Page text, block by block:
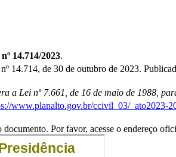
14.714/2023.
14.714, de 30 de outubro de 2023.
a Lei nº 7.661, de 16 de maio de 1988,
www.planalto.gov.br/ccivil_03/_ato2023-
documento. Por favor, acesse o endereço